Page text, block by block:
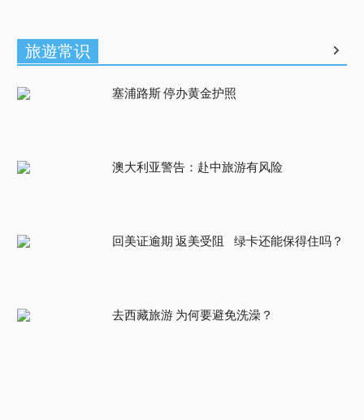
旅遊常识
塞浦路斯 停办黄金护照
澳大利亚警告：赴中旅游有风险
回美证逾期 返美受阻 绿卡还能保得住吗？
去西藏旅游 为何要避免洗澡？